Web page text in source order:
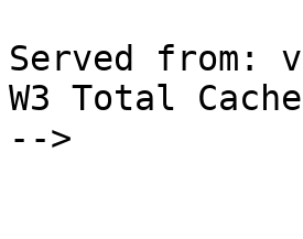
Served from:
W3 Total Cache
-->